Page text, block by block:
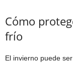
Cómo
frío
El invierno puede